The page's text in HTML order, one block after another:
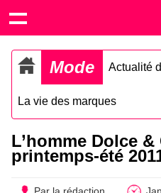
Mode Actualité
La vie des marques
L’homme Dolce
printemps-été